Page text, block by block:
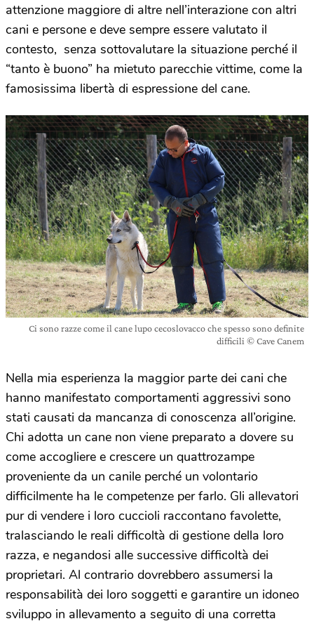
attenzione maggiore di altre nell’interazione con altri
cani e persone e deve sempre essere valutato il
contesto, senza sottovalutare la situazione perché il
“tanto è buono” ha mietuto parecchie vittime, come la
famosissima libertà di espressione del cane.
Ci sono razze come il cane lupo cecoslovacco che spesso sono definite
difficili © Cave Canem
Nella mia esperienza la maggior parte dei cani che
hanno manifestato comportamenti aggressivi sono
stati causati da mancanza di conoscenza all’origine.
Chi adotta un cane non viene preparato a dovere su
come accogliere e crescere un quattrozampe
proveniente da un canile perché un volontario
difficilmente ha le competenze per farlo. Gli allevatori
pur di vendere i loro cuccioli raccontano favolette,
tralasciando le reali difficoltà di gestione della loro
razza, e negandosi alle successive difficoltà dei
proprietari. Al contrario dovrebbero assumersi la
responsabilità dei loro soggetti e garantire un idoneo
sviluppo in allevamento a seguito di una corretta